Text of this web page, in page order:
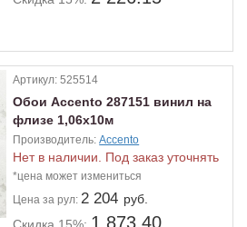
Артикул:525514
Обои Accento 287151 винил на
флизе 1,06х10м
Производитель:Accento
Нет в наличии. Под заказ уточнять
*цена может измениться
Цена за рул:2 204 руб.
1 873.40